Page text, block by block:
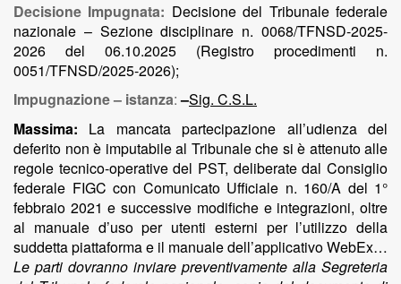
Decisione Impugnata: Decisionedel Tribunale federale
nazionale – Sezione disciplinare n. 0068/TFNSD-2025-
2026 del 06.10.2025 (Registro procedimenti n.
0051/TFNSD/2025-2026);
Impugnazione – istanza:–Sig. C.S.L.
Massima: La mancata partecipazione all’udienza del
deferito non è imputabile al Tribunale che si è attenuto alle
regole tecnico-operative del PST, deliberate dal Consiglio
federale FIGC con Comunicato Ufficiale n. 160/A del 1°
febbraio 2021 e successive modifiche e integrazioni, oltre
al manuale d’uso per utenti esterni per l’utilizzo della
suddetta piattaforma e il manuale dell’applicativo WebEx…
Le parti dovranno inviare preventivamente alla Segreteria